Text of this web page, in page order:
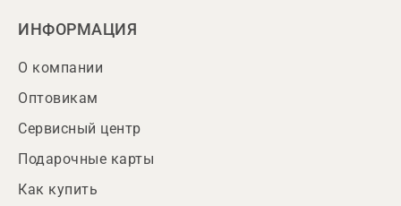
ИНФОРМАЦИЯ
О компании
Оптовикам
Сервисный центр
Подарочные карты
Как купить